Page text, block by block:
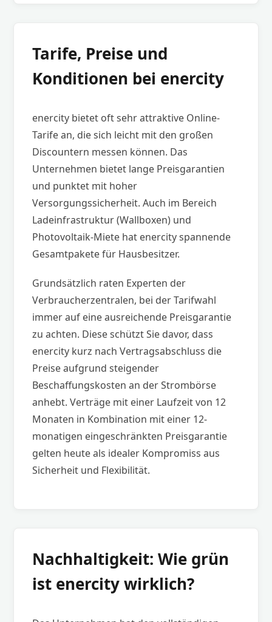
Tarife, Preise und
Konditionen bei enercity
enercity bietet oft sehr attraktive Online-
Tarife an, die sich leicht mit den großen
Discountern messen können. Das
Unternehmen bietet lange Preisgarantien
und punktet mit hoher
Versorgungssicherheit. Auch im Bereich
Ladeinfrastruktur (Wallboxen) und
Photovoltaik-Miete hat enercity spannende
Gesamtpakete für Hausbesitzer.
Grundsätzlich raten Experten der
Verbraucherzentralen, bei der Tarifwahl
immer auf eine ausreichende Preisgarantie
zu achten. Diese schützt Sie davor, dass
enercity kurz nach Vertragsabschluss die
Preise aufgrund steigender
Beschaffungskosten an der Strombörse
anhebt. Verträge mit einer Laufzeit von 12
Monaten in Kombination mit einer 12-
monatigen eingeschränkten Preisgarantie
gelten heute als idealer Kompromiss aus
Sicherheit und Flexibilität.
Nachhaltigkeit: Wie grün
ist enercity wirklich?